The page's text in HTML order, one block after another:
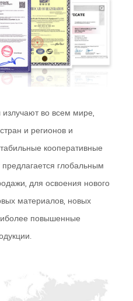
во всем мире,
и регионов и
кооперативные
глобальным
для освоения нового
материалов, новых
повышенные